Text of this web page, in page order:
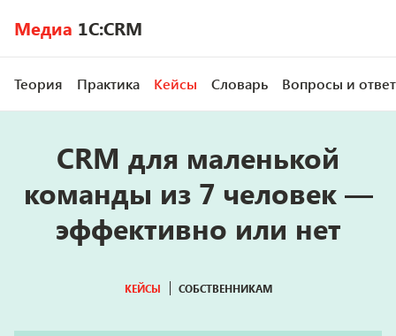
Медиа 1C:CRM
Теория Практика Кейсы Словарь Вопросы и
CRM для маленькой
команды из 7 человек —
эффективно или нет
КЕЙСЫ СОБСТВЕННИКАМ